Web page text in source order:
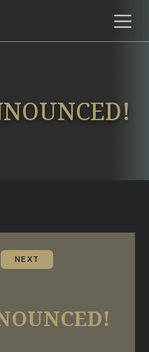
NEXT